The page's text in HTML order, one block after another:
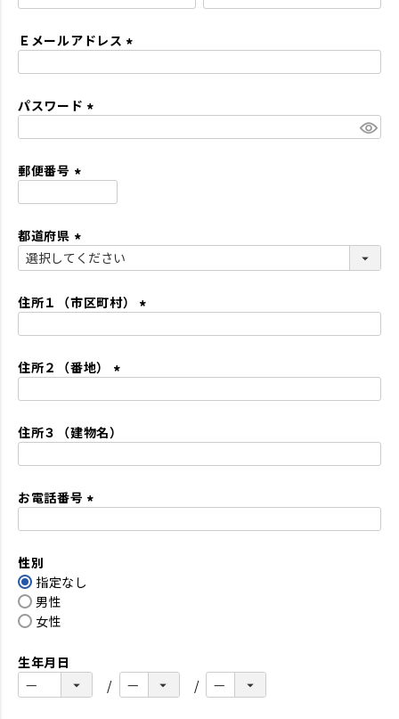
須
Ｅメールアドレス
パスワード
郵便番号
須
)
都道府県
(
須
住所１（市区町村）
住所２（番地）
須
住所３（建物名）
お電話番号
性別
指定なし
男性
女性
生年月日